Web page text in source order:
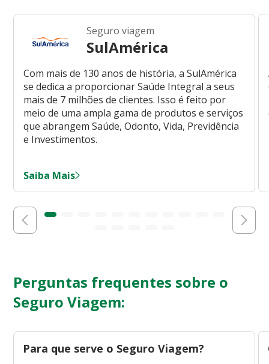
Seguro viagem
SulAmérica
Com mais de 130 anos de história, a SulAmérica
se dedica a proporcionar Saúde Integral a seus
mais de 7 milhões de clientes. Isso é feito por
meio de uma ampla gama de produtos e serviços
que abrangem Saúde, Odonto, Vida, Previdência
e Investimentos.
Saiba Mais
Perguntas frequentes sobre o
Seguro Viagem:
Para que serve o Seguro Viagem?